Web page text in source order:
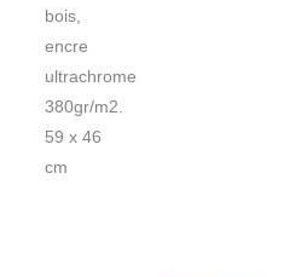
bois,
encre
ultrachrome
380gr/m2.
59 x 46
cm